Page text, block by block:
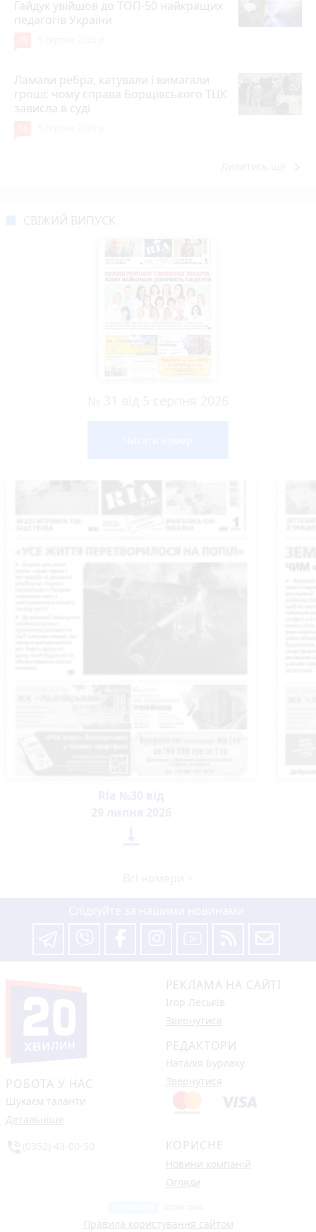
Гайдук увійшов до ТОП-50 найкращих
педагогів України
Ламали ребра, катували і вимагали
гроші: чому справа Борщівського ТЦК
зависла в суді
РОБОТА У НАС
Шукаєм таланти
Детальніше
РЕКЛАМА НА САЙТІ
Ігор Леськів
Звернутися
РЕДАКТОРИ
Наталія Бурлаку
Звернутися
КОРИСНЕ
Новини компаній
Огляди
Правила користування сайтом